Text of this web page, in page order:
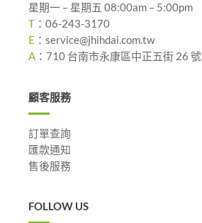
星期一 – 星期五 08:00am – 5:00pm
T ： 06-243-3170
E ： service@jhihdai.com.tw
A ： 710 台南市永康區中正五街 26 號
顧客服務
訂單查詢
匯款通知
售後服務
FOLLOW US